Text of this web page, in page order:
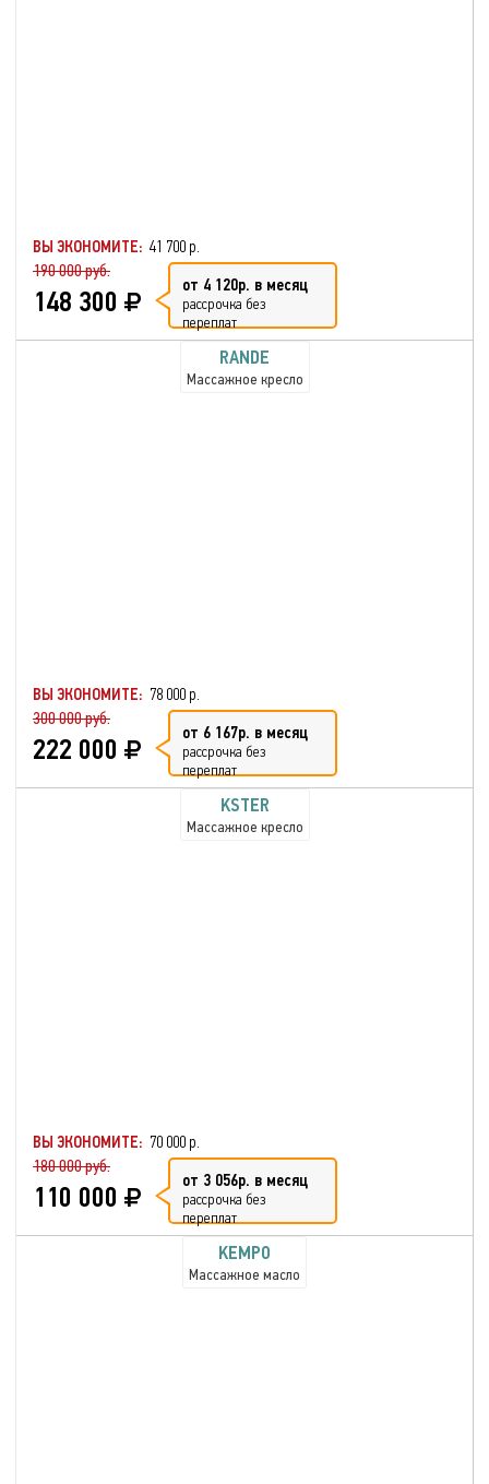
ВЫ ЭКОНОМИТЕ: 41 700 р.
190 000 руб.
148 300 от 4 120р. в месяц
рассрочка без
переплат
RANDE
Массажное кресло
ВЫ ЭКОНОМИТЕ: 78 000 р.
300 000 руб.
222 000 от 6 167р. в месяц
рассрочка без
переплат
KSTER
Массажное кресло
ВЫ ЭКОНОМИТЕ: 70 000 р.
180 000 руб.
110 000 от 3 056р. в месяц
рассрочка без
переплат
KEMPO
Массажное масло